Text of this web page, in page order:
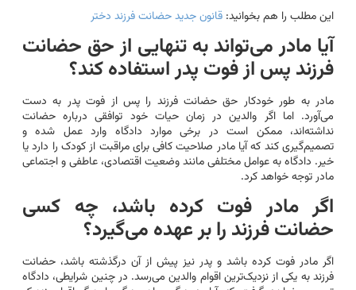
این مطلب را هم بخوانید:قانون جدید حضانت فرزند دختر
آیا مادر می‌تواند به تنهایی از حق حضانت
فرزند پس از فوت پدر استفاده کند؟
مادر به طور خودکار حق حضانت فرزند را پس از فوت پدر به دست
می‌آورد. اما اگر والدین در زمان حیات خود توافقی درباره حضانت
نداشته‌اند، ممکن است در برخی موارد دادگاه وارد عمل شده و
تصمیم‌گیری کند که آیا مادر صلاحیت کافی برای مراقبت از کودک را دارد یا
خیر. دادگاه به عوامل مختلفی مانند وضعیت اقتصادی، عاطفی و اجتماعی
مادر توجه خواهد کرد.
اگر مادر فوت کرده باشد، چه کسی
حضانت فرزند را بر عهده می‌گیرد؟
اگر مادر فوت کرده باشد و پدر نیز پیش از آن درگذشته باشد، حضانت
فرزند به یکی از نزدیک‌ترین اقوام والدین می‌رسد. در چنین شرایطی، دادگاه